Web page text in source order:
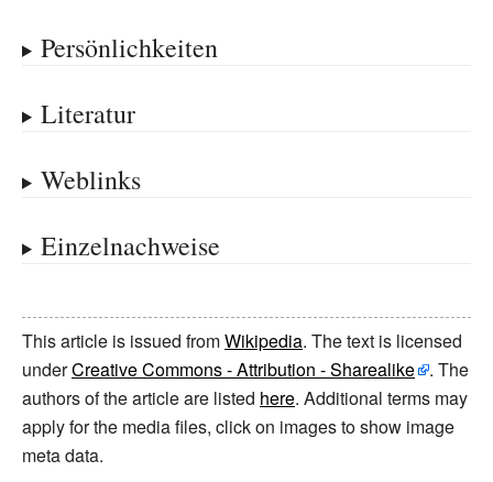
Persönlichkeiten
Literatur
Weblinks
Einzelnachweise
This article is issued fromWikipedia. The text is licensed
underCreative Commons - Attribution - Sharealike
. The
authors of the article are listed here. Additional terms may
apply for the media files, click on images to show image
meta data.